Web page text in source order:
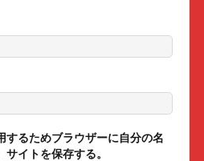
するためブラウザーに自分の名
イトを保存する。